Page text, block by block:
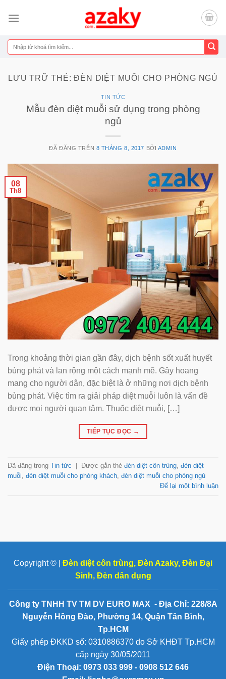
đến
dung
Tìm
kiếm:
LƯU TRỮ THẺ:ĐÈN DIỆT MUỖI CHO PHÒNG NGỦ
TIN TỨC
Mẫu đèn diệt muỗi sử dụng trong phòng
ngủ
ĐÃ ĐĂNG TRÊN 8 THÁNG 8, 2017 BỞI ADMIN
08
Th8
Trong khoảng thời gian gần đây, dịch bệnh sốt xuất huyết
bùng phát và lan rộng một cách mạnh mẽ. Gây hoang
mang cho người dân, đặc biệt là ở những nơi dịch bệnh
bùng phát. Việc tìm ra giải pháp diệt muỗi luôn là vấn đề
được mọi người quan tâm. Thuốc diệt muỗi, […]
TIẾP TỤC ĐỌC →
Đã đăng trong Tin tức Được gắn thẻ đèn diệt côn trùng, đèn diệt
muỗi, đèn diệt muỗi cho phòng khách, đèn diệt muỗi cho phòng ngủ
Để lại một bình luận
Copyright © | Đèn diệt côn trùng, Đèn Azaky, Đèn Đại
Sinh, Đèn dân dụng
Công ty TNHH TV TM DV EURO MAX - Địa Chỉ: 228/8A
Nguyễn Hồng Đào, Phường 14, Quận Tân Bình,
Tp.HCM
Giấy phép ĐKKD số: 0310886370 do Sở KHĐT Tp.HCM
cấp ngày 30/05/2011
Điện Thoại: 0973 033 999 - 0908 512 646